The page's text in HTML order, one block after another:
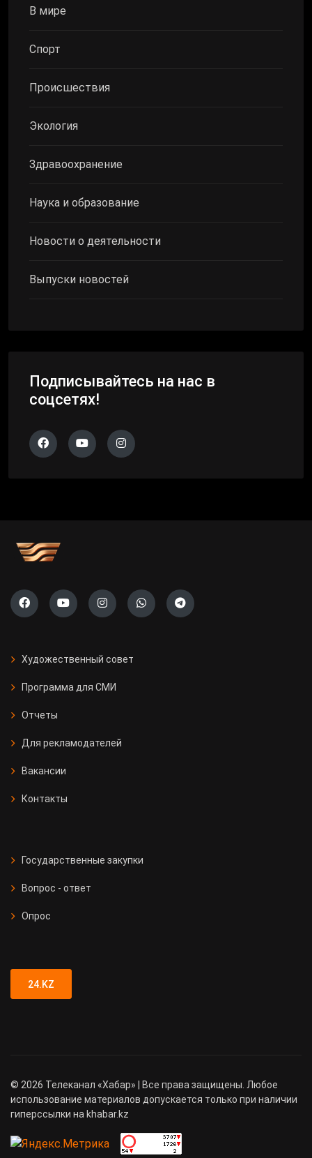
В мире
Спорт
Происшествия
Экология
Здравоохранение
Наука и образование
Новости о деятельности
Выпуски новостей
Подписывайтесь на нас в
соцсетях!
Художественный совет
Программа для СМИ
Отчеты
Для рекламодателей
Вакансии
Контакты
Государственные закупки
Вопрос - ответ
Опрос
24.KZ
© 2026 Телеканал «Хабар» | Все права защищены. Любое
использование материалов допускается только при наличии
гиперссылки на khabar.kz